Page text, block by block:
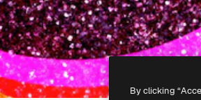
By clicking